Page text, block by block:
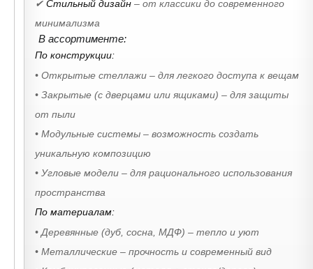
✔ Стильный дизайн – от классики до современного
минимализма
В ассортименте:
По конструкции:
• Открытые стеллажи – для легкого доступа к вещам
• Закрытые (с дверцами или ящиками) – для защиты
от пыли
• Модульные системы – возможность создать
уникальную композицию
• Угловые модели – для рационального использования
пространства
По материалам:
• Деревянные (дуб, сосна, МДФ) – тепло и уют
• Металлические – прочность и современный вид